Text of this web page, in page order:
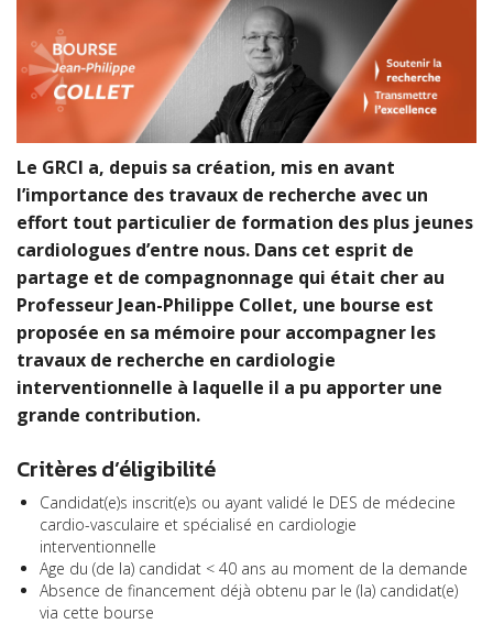
Le GRCI a, depuis sa création, mis en avant
l’importance des travaux de recherche avec un
effort tout particulier de formation des plus jeunes
cardiologues d’entre nous. Dans cet esprit de
partage et de compagnonnage qui était cher au
Professeur Jean-Philippe Collet, une bourse est
proposée en sa mémoire pour accompagner les
travaux de recherche en cardiologie
interventionnelle à laquelle il a pu apporter une
grande contribution.
Critères d’éligibilité
Candidat(e)s inscrit(e)s ou ayant validé le DES de médecine
cardio-vasculaire et spécialisé en cardiologie
interventionnelle
Age du (de la) candidat < 40 ans au moment de la demande
Absence de financement déjà obtenu par le (la) candidat(e)
via cette bourse